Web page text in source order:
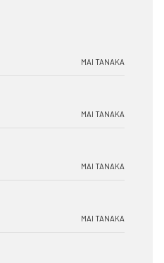
MAI TANAKA
MAI TANAKA
MAI TANAKA
MAI TANAKA